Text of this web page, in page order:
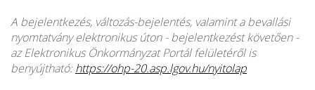
A bejelentkezés, változás-bejelentés, valamint a bevallási
nyomtatvány elektronikus úton - bejelentkezést követően -
az Elektronikus Önkormányzat Portál felületéről is
benyújtható:https://ohp-20.asp.lgov.hu/nyitolap